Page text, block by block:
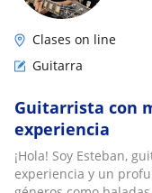
Clases on line
Guitarra
Guitarrista con
experiencia
¡Hola! Soy Esteban,
experiencia y un